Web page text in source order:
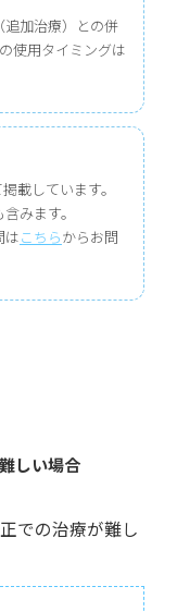
加治療）との併
使用タイミングは
載しています。
みます。
はこちらからお問
しい場合
での治療が難し